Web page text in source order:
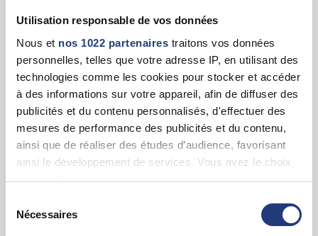
Utilisation responsable de vos données
Nous et nos 1022 partenaires traitons vos données
personnelles, telles que votre adresse IP, en utilisant des
technologies comme les cookies pour stocker et accéder
à des informations sur votre appareil, afin de diffuser des
publicités et du contenu personnalisés, d'effectuer des
mesures de performance des publicités et du contenu,
ainsi que de réaliser des études d’audience, favorisant
ainsi le développement de services. Vous avez le choix
quant à l'utilisation de vos données et à leurs finalités.
tout moment en consultant la Déclaration relative aux
cookies ou en cliquant sur l'icône de confidentialité.
Nécessaires
Cher (18)
Côte d'or (21) 40 dates disponibles
Loiret (45) 95 dates disponibles
Saône et Loire (71) 80 dates disponibles
Yonne (89) 10 dates disponibles